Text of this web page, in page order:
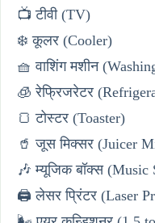
📺 टीवी (TV)
❄️ कूलर (Cooler)
🧺 वाशिंग मशीन
🧊 रेफ्रिजरेटर
🍞 टोस्टर (Toaster)
🥤 जूस मिक्सर (Juicer
🎶 म्यूजिक बॉक्स (Music
🖨️ लेसर प्रिंटर (Laser